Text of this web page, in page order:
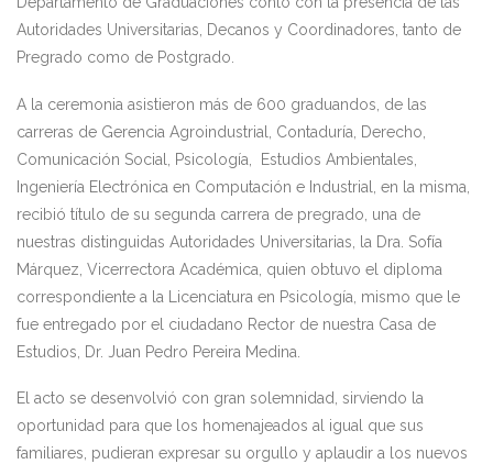
Autoridades Universitarias, Decanos y Coordinadores, tanto de
Pregrado como de Postgrado.
A la ceremonia asistieron más de 600 graduandos, de las
carreras de Gerencia Agroindustrial, Contaduría, Derecho,
Comunicación Social, Psicología, Estudios Ambientales,
Ingeniería Electrónica en Computación e Industrial, en la misma,
recibió título de su segunda carrera de pregrado, una de
nuestras distinguidas Autoridades Universitarias,
la Dra. Sofía
Márquez, Vicerrectora Académica, quien obtuvo el diploma
correspondiente a la Licenciatura en Psicología, mismo que le
fue entregado por el ciudadano Rector de nuestra Casa de
Estudios, Dr. Juan Pedro Pereira Medina.
El acto se desenvolvió con gran solemnidad, sirviendo la
oportunidad para que los homenajeados al igual que sus
familiares, pudieran expresar su orgullo y aplaudir a los nuevos